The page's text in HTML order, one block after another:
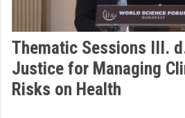
Bejelentkezés
Kategóriák
Intézményi listák
Thematic Sessions III.
Justice for Managing
Risks on Health